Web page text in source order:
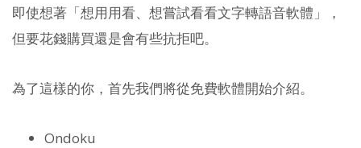
即使想著「想用用看、想嘗試看看文字轉語音軟體」，
但要花錢購買還是會有些抗拒吧。
為了這樣的你，首先我們將從免費軟體開始介紹。
Ondoku